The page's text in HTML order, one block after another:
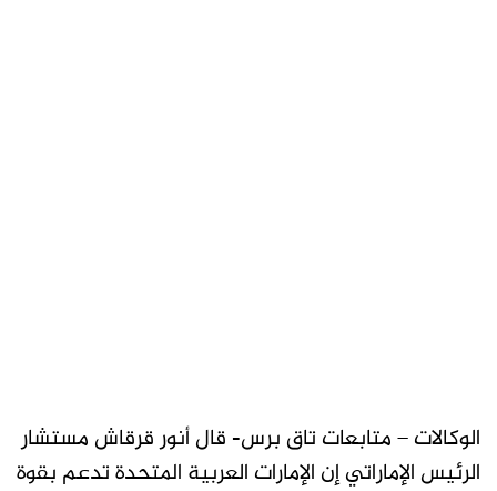
الوكالات – متابعات تاق برس- قال أنور قرقاش مستشار
الرئيس الإماراتي إن الإمارات العربية المتحدة تدعم بقوة